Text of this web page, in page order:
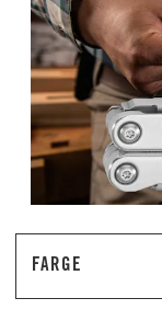
FARGE